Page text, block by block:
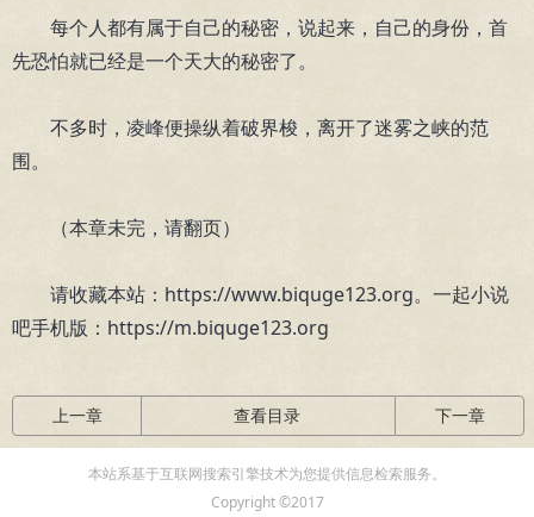
每个人都有属于自己的秘密，说起来，自己的身份，首
先恐怕就已经是一个天大的秘密了。
不多时，凌峰便操纵着破界梭，离开了迷雾之峡的范
围。
（本章未完，请翻页）
请收藏本站：https://www.biquge123.org。一起小说
吧手机版：https://m.biquge123.org
上一章 查看目录 下一章
本站系基于互联网搜索引擎技术为您提供信息检索服务。
Copyright ©2017